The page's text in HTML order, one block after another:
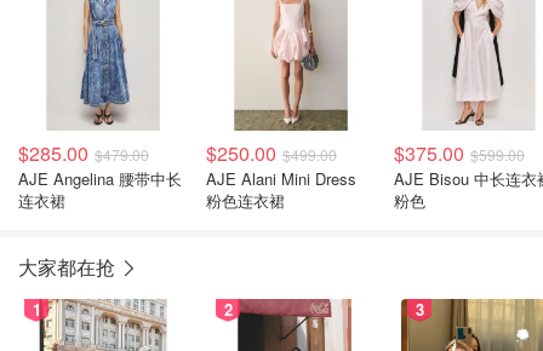
$285.00 $479.00
AJE Angelina 腰带中长
连衣裙
$250.00 $499.00
AJE Alani Mini Dress
粉色连衣裙
$375.00 $599.00
AJE Bisou 中长连衣
粉色
大家都在抢
1 2 3